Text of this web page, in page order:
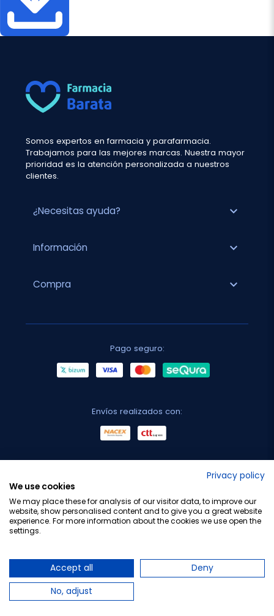
Somos expertos en farmacia y parafarmacia.
Trabajamos para las mejores marcas. Nuestra mayor
prioridad es la atención personalizada a nuestros
clientes.
¿Necesitas ayuda? expand_more
Información expand_more
Compra expand_more
Pago seguro:
Envíos realizados con:
Privacy policy
We use cookies
We may place these for analysis of our visitor data, to improve our
website, show personalised content and to give you a great website
experience. For more information about the cookies we use open the
settings.
Accept all
Deny
No, adjust